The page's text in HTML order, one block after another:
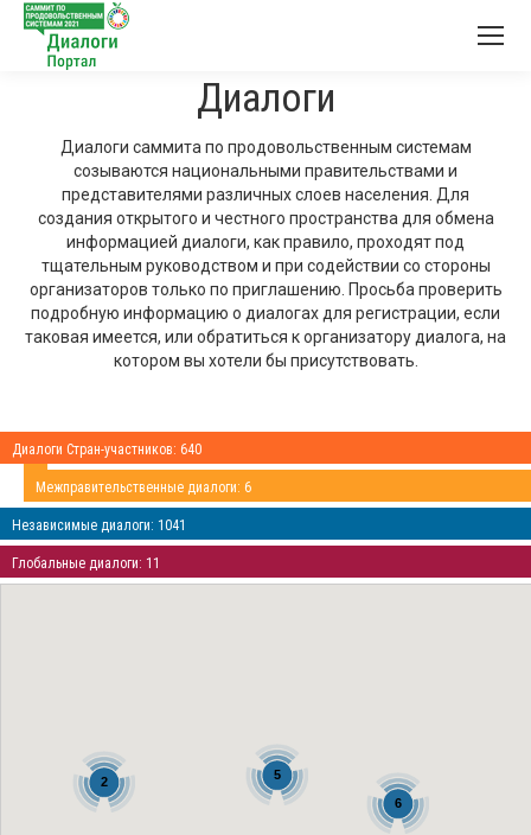
Диалоги
Диалоги саммита по продовольственным системам
созываются национальными правительствами и
представителями различных слоев населения. Для
создания открытого и честного пространства для обмена
информацией диалоги, как правило, проходят под
тщательным руководством и при содействии со стороны
организаторов только по приглашению. Просьба проверить
подробную информацию о диалогах для регистрации, если
таковая имеется, или обратиться к организатору диалога, на
котором вы хотели бы присутствовать.
Диалоги Стран-участников: 640
Межправительственные диалоги: 6
Независимые диалоги: 1041
Глобальные диалоги: 11
5
6
2